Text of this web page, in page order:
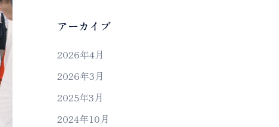
アーカイブ
2026年4月
2026年3月
2025年3月
2024年10月